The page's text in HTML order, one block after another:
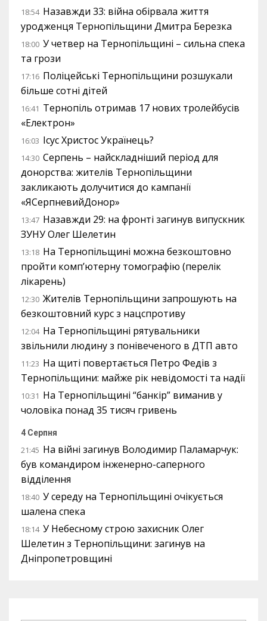
18:54 Назавжди 33: війна обірвала життя
уродженця Тернопільщини Дмитра Березка
18:00 У четвер на Тернопільщині – сильна спека
та грози
17:16 Поліцейські Тернопільщини розшукали
більше сотні дітей
16:41 Тернопіль отримав 17 нових тролейбусів
«Електрон»
16:03 Ісус Христос Українець?
14:30 Серпень – найскладніший період для
донорства: жителів Тернопільщини
закликають долучитися до кампанії
«ЯСерпневийДонор»
13:47 Назавжди 29: на фронті загинув випускник
ЗУНУ Олег Шелетин
13:18 На Тернопільщині можна безкоштовно
пройти комп’ютерну томографію (перелік
лікарень)
12:30 Жителів Тернопільщини запрошують на
безкоштовний курс з нацспротиву
12:04 На Тернопільщині рятувальники
звільнили людину з понівеченого в ДТП авто
11:23 На щиті повертається Петро Федів з
Тернопільщини: майже рік невідомості та надії
10:31 На Тернопільщині “банкір” виманив у
чоловіка понад 35 тисяч гривень
4 Серпня
21:45 На війні загинув Володимир Паламарчук:
був командиром інженерно-саперного
відділення
18:40 У середу на Тернопільщині очікується
шалена спека
18:14 У Небесному строю захисник Олег
Шелетин з Тернопільщини: загинув на
Дніпропетровщині